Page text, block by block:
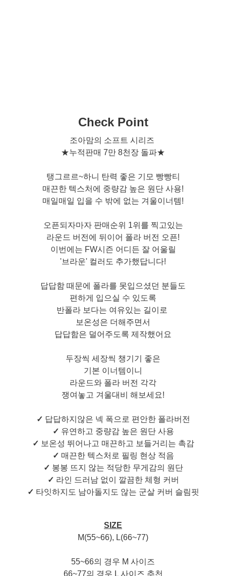
Check Point
조아맘의 소프트 시리즈
★누적판매 7만 8천장 돌파★
탱그르르~하니 탄력 좋은 기모 빵빵티
매끈한 텍스처에 중량감 높은 원단 사용!
매일매일 입을 수 밖에 없는 겨울이너템!
오픈되자마자 판매순위 1위를 찍고있는
라운드 버전에 뒤이어 폴라 버전 오픈!
이번에는 FW시즌 어디든 잘 어울릴
'브라운' 컬러도 추가했답니다!
답답함 때문에 폴라를 못입으셨던 분들도
편하게 입으실 수 있도록
반폴라 보다는 여유있는 길이로
보온성은 더해주면서
답답함은 덜어주도록 제작했어요
두장씩 세장씩 챙기기 좋은
기본 이너템이니
라운드와 폴라 버전 각각
쟁여놓고 겨울대비 해보세요!
✓ 답답하지않은 넥 폭으로 편안한 폴라버전
✓ 유연하고 중량감 높은 원단 사용
✓ 보온성 뛰어나고 매끈하고 보들거리는 촉감
✓ 매끈한 텍스처로 필링 현상 적음
✓ 봉봉 뜨지 않는 적당한 무게감의 원단
✓ 라인 드러남 없이 깔끔한 체형 커버
✓ 타잇하지도 남아돌지도 않는 군살 커버 슬림핏
SIZE
M(55~66), L(66~77)
55~66의 경우 M 사이즈
66~77의 경우 L 사이즈 추천